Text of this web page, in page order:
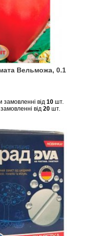
Вельможа, 0.1
замовленні від 10 шт.
від 20 шт.